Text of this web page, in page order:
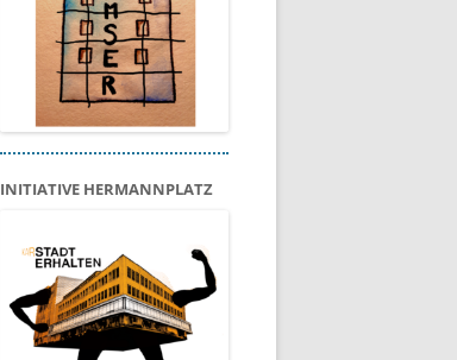
INITIATIVE HERMANNPLATZ